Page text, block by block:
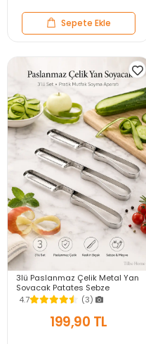
Sepete Ekle
3lü Paslanmaz Çelik Metal Yan
Soyacak Patates Sebze
Salatalık Havuç Soyacağı
Mutfak Soyma Aparatı
4.7 (3)
199,90 TL